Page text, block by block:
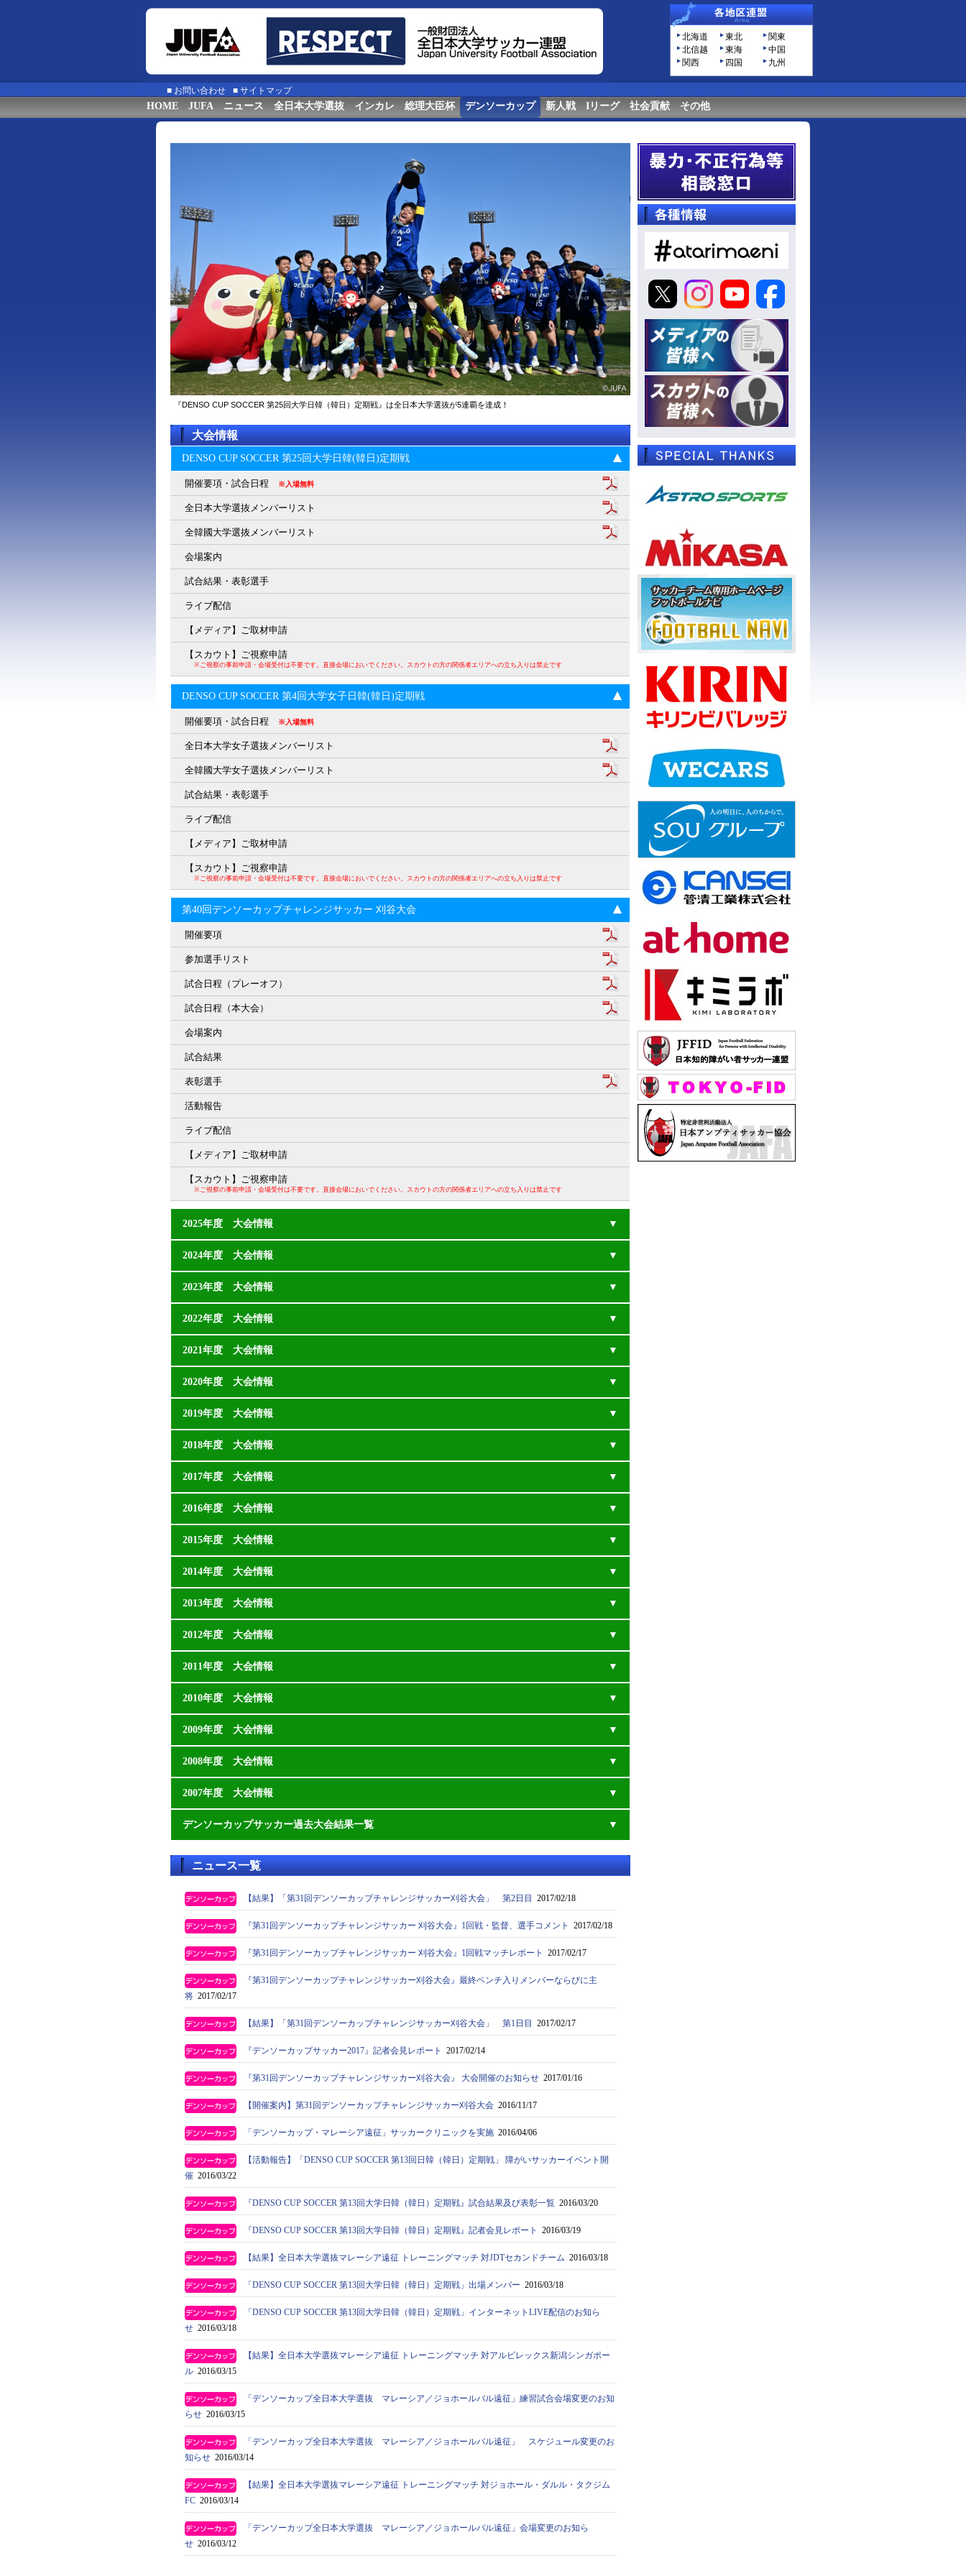
北海道 東北
関東
北信越
東海
中国
関西
四国 九州
■ お問い合わせ ■ サイトマップ
HOME JUFA ニュース 全日本大学選抜 インカレ 総理大臣杯 デンソーカップ 新人戦 Iリーグ 社会貢献 その他
『DENSO CUP SOCCER 第25回大学日韓（韓日）定期戦』は全日本大学選抜が5連覇を達成！
大会情報
DENSO CUP SOCCER 第25回大学日韓(韓日)定期戦
開催要項・試合日程 ※入場無料
全日本大学選抜メンバーリスト
全韓國大学選抜メンバーリスト
会場案内
試合結果・表彰選手
ライブ配信
【メディア】ご取材申請
【スカウト】ご視察申請
※ご視察の事前申請・会場受付は不要です。直接会場においでください。スカウトの方の関係者エリアへの立ち入りは禁止です
DENSO CUP SOCCER 第4回大学女子日韓(韓日)定期戦
開催要項・試合日程 ※入場無料
全日本大学女子選抜メンバーリスト
全韓國大学女子選抜メンバーリスト
試合結果・表彰選手
ライブ配信
【メディア】ご取材申請
【スカウト】ご視察申請
※ご視察の事前申請・会場受付は不要です。直接会場においでください。スカウトの方の関係者エリアへの立ち入りは禁止です
第40回デンソーカップチャレンジサッカー 刈谷大会
開催要項
参加選手リスト
試合日程（プレーオフ）
試合日程（本大会）
会場案内
試合結果
表彰選手
活動報告
ライブ配信
【メディア】ご取材申請
【スカウト】ご視察申請
※ご視察の事前申請・会場受付は不要です。直接会場においでください。スカウトの方の関係者エリアへの立ち入りは禁止です
2025年度 大会情報
2024年度 大会情報
2023年度 大会情報
2022年度 大会情報
2021年度 大会情報
2020年度 大会情報
2019年度 大会情報
2018年度 大会情報
2017年度 大会情報
2016年度 大会情報
2015年度 大会情報
2014年度 大会情報
2013年度 大会情報
2012年度 大会情報
2011年度 大会情報
2010年度 大会情報
2009年度 大会情報
2008年度 大会情報
2007年度 大会情報
デンソーカップサッカー過去大会結果一覧
ニュース一覧
【結果】「第31回デンソーカップチャレンジサッカー刈谷大会」 第2日目 2017/02/18
『第31回デンソーカップチャレンジサッカー 刈谷大会』1回戦・監督、選手コメント 2017/02/18
『第31回デンソーカップチャレンジサッカー 刈谷大会』1回戦マッチレポート 2017/02/17
『第31回デンソーカップチャレンジサッカー刈谷大会』最終ベンチ入りメンバーならびに主
将 2017/02/17
【結果】「第31回デンソーカップチャレンジサッカー刈谷大会」 第1日目 2017/02/17
『デンソーカップサッカー2017』記者会見レポート 2017/02/14
『第31回デンソーカップチャレンジサッカー刈谷大会』 大会開催のお知らせ 2017/01/16
【開催案内】第31回デンソーカップチャレンジサッカー刈谷大会 2016/11/17
「デンソーカップ・マレーシア遠征」サッカークリニックを実施 2016/04/06
【活動報告】「DENSO CUP SOCCER 第13回日韓（韓日）定期戦」 障がいサッカーイベント開
催 2016/03/22
『DENSO CUP SOCCER 第13回大学日韓（韓日）定期戦』試合結果及び表彰一覧 2016/03/20
『DENSO CUP SOCCER 第13回大学日韓（韓日）定期戦』記者会見レポート 2016/03/19
【結果】全日本大学選抜マレーシア遠征 トレーニングマッチ 対JDTセカンドチーム 2016/03/18
「DENSO CUP SOCCER 第13回大学日韓（韓日）定期戦」出場メンバー 2016/03/18
「DENSO CUP SOCCER 第13回大学日韓（韓日）定期戦」インターネットLIVE配信のお知ら
せ 2016/03/18
【結果】全日本大学選抜マレーシア遠征 トレーニングマッチ 対アルビレックス新潟シンガポー
ル 2016/03/15
「デンソーカップ全日本大学選抜 マレーシア／ジョホールバル遠征」練習試合会場変更のお知
らせ 2016/03/15
「デンソーカップ全日本大学選抜 マレーシア／ジョホールバル遠征」 スケジュール変更のお
知らせ 2016/03/14
【結果】全日本大学選抜マレーシア遠征 トレーニングマッチ 対ジョホール・ダルル・タクジム
FC 2016/03/14
「デンソーカップ全日本大学選抜 マレーシア／ジョホールバル遠征」会場変更のお知ら
せ 2016/03/12